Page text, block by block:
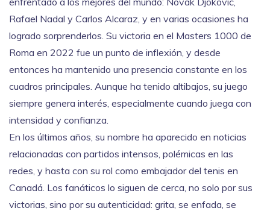
Rafael Nadal y Carlos Alcaraz, y en varias ocasiones ha
logrado sorprenderlos. Su victoria en el Masters 1000 de
Roma en 2022 fue un punto de inflexión, y desde
entonces ha mantenido una presencia constante en los
cuadros principales. Aunque ha tenido altibajos, su juego
siempre genera interés, especialmente cuando juega con
intensidad y confianza.
En los últimos años, su nombre ha aparecido en noticias
relacionadas con partidos intensos, polémicas en las
redes, y hasta con su rol como embajador del tenis en
Canadá. Los fanáticos lo siguen de cerca, no solo por sus
victorias, sino por su autenticidad: grita, se enfada, se